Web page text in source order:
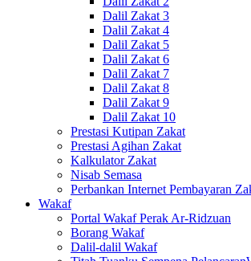
Dalil Zakat 3
Dalil Zakat 4
Dalil Zakat 5
Dalil Zakat 6
Dalil Zakat 7
Dalil Zakat 8
Dalil Zakat 9
Dalil Zakat 10
Prestasi Kutipan Zakat
Prestasi Agihan Zakat
Kalkulator Zakat
Nisab Semasa
Perbankan Internet Pembayaran
Wakaf
Portal Wakaf Perak Ar-Ridzuan
Borang Wakaf
Dalil-dalil Wakaf